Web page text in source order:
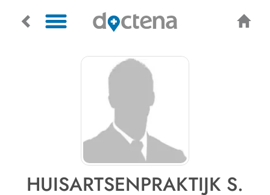
HUISARTSENPRAKTIJK S.